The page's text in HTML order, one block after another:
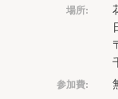
場所:
参加費: